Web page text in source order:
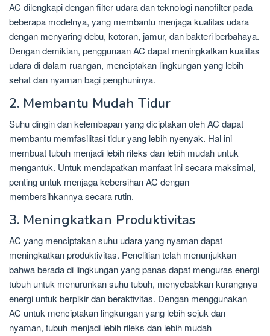
AC dilengkapi dengan filter udara dan teknologi nanofilter pada
beberapa modelnya, yang membantu menjaga kualitas udara
dengan menyaring debu, kotoran, jamur, dan bakteri berbahaya.
Dengan demikian, penggunaan AC dapat meningkatkan kualitas
udara di dalam ruangan, menciptakan lingkungan yang lebih
sehat dan nyaman bagi penghuninya.
2. Membantu Mudah Tidur
Suhu dingin dan kelembapan yang diciptakan oleh AC dapat
membantu memfasilitasi tidur yang lebih nyenyak. Hal ini
membuat tubuh menjadi lebih rileks dan lebih mudah untuk
mengantuk. Untuk mendapatkan manfaat ini secara maksimal,
penting untuk menjaga kebersihan AC dengan
membersihkannya secara rutin.
3. Meningkatkan Produktivitas
AC yang menciptakan suhu udara yang nyaman dapat
meningkatkan produktivitas. Penelitian telah menunjukkan
bahwa berada di lingkungan yang panas dapat menguras energi
tubuh untuk menurunkan suhu tubuh, menyebabkan kurangnya
energi untuk berpikir dan beraktivitas. Dengan menggunakan
AC untuk menciptakan lingkungan yang lebih sejuk dan
nyaman, tubuh menjadi lebih rileks dan lebih mudah